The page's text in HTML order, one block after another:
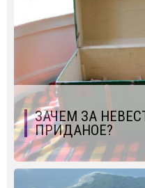
ЗАЧЕМ ЗА
ПРИДАНОЕ?